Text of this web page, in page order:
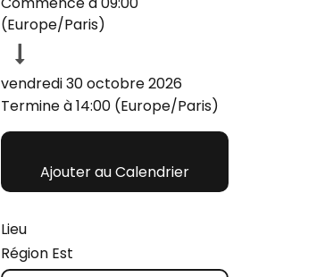
(Europe/Paris)
vendredi 30 octobre 2026
Termine à14:00 (Europe/Paris)
Ajouter au Calendrier
Lieu
Région Est